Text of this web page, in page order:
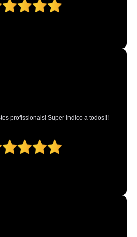
profissionais! Super indico a todos!!!